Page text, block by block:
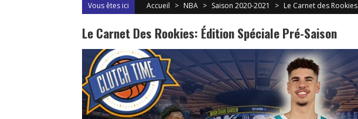
Vous êtes ici Accueil > NBA > Saison 2020-2021 > Le Carnet des Rookies
Le Carnet Des Rookies: Édition Spéciale Pré-Saison